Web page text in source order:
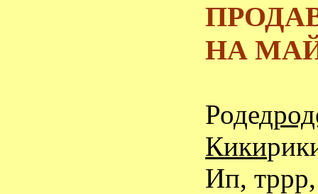
НА
Роде
Кики
Ип,